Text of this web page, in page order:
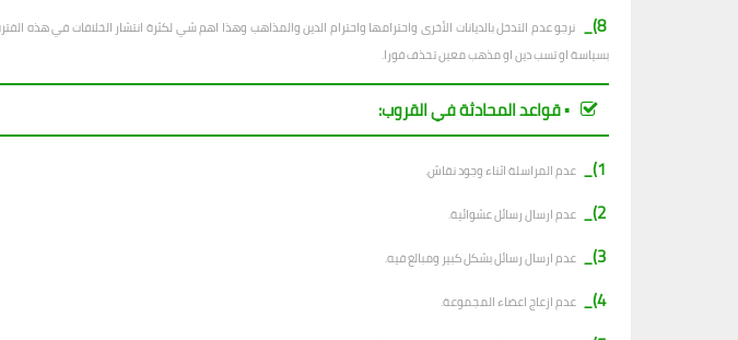
8)_
نرجو عدم التدخل بالديانات الأخرى واحترامها واحترام الدين والمذاهب وهذا اهم شي لكثرة انتشار الخلافات في
بسياسة او تسب دين او مذهب معين تحذف فورا.
▪︎ قواعد المحادثة في القروب:
1)_
عدم المراسلة اثناء وجود نقاش.
2)_ عدم ارسال رسائل عشوائية.
3)_ عدم ارسال رسائل بشكل كبير ومبالغ فيه.
4)_ عدم ازعاج اعضاء المجموعة.